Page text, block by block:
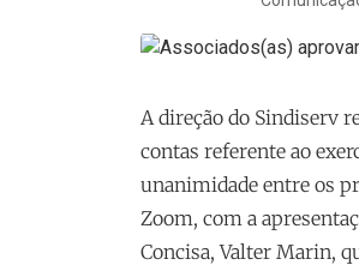
A direção do Sindiserv
contas referente ao
unanimidade entre os
Zoom, com a
Concisa, Valter Marin,